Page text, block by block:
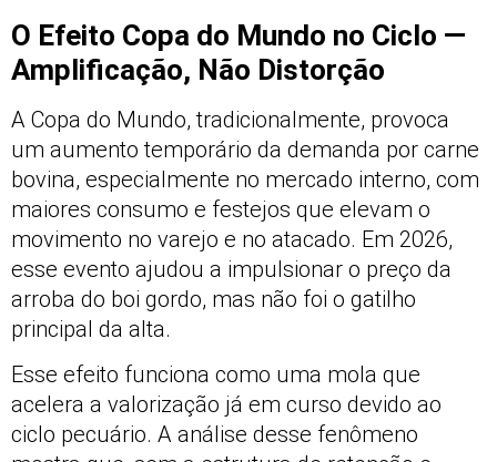
O Efeito Copa do Mundo no Ciclo —
Amplificação, Não Distorção
A Copa do Mundo, tradicionalmente, provoca
um aumento temporário da demanda por carne
bovina, especialmente no mercado interno, com
maiores consumo e festejos que elevam o
movimento no varejo e no atacado. Em 2026,
esse evento ajudou a impulsionar o preço da
arroba do boi gordo, mas não foi o gatilho
principal da alta.
Esse efeito funciona como uma mola que
acelera a valorização já em curso devido ao
ciclo pecuário. A análise desse fenômeno